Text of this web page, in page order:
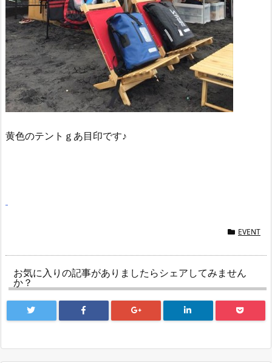
黄色のテントｇあ目印です♪
EVENT
お気に入りの記事がありましたらシェアしてみません
か？